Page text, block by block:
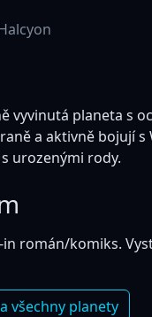
vyvinutá planeta s
a aktivně bojují
urozenými rody.
román/komiks.
všechny planety